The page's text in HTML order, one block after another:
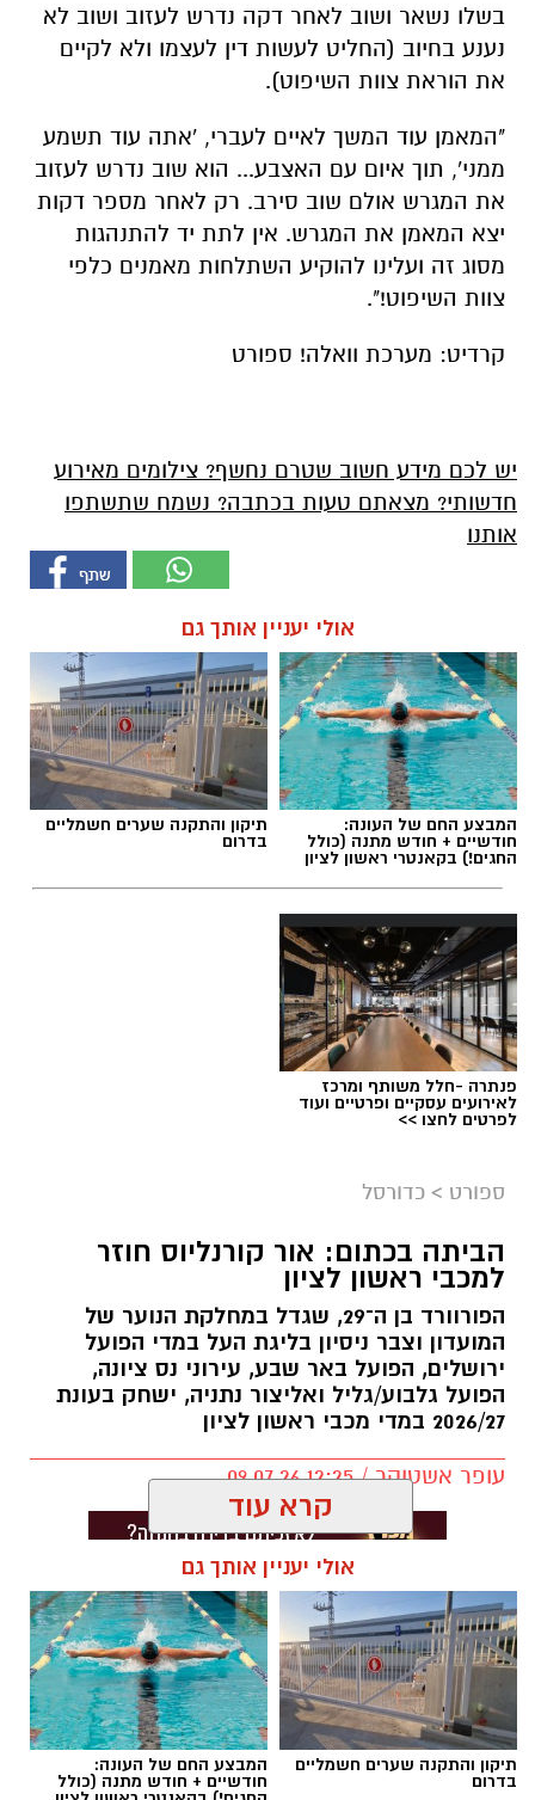
בשלו נשאר ושוב לאחר דקה נדרש לעזוב ושוב לא
נענע בחיוב (החליט לעשות דין לעצמו ולא לקיים
את הוראת צוות השיפוט).
"המאמן עוד המשך לאיים לעברי, 'אתה עוד תשמע
ממני', תוך איום עם האצבע... הוא שוב נדרש לעזוב
את המגרש אולם שוב סירב. רק לאחר מספר דקות
יצא המאמן את המגרש. אין לתת יד להתנהגות
מסוג זה ועלינו להוקיע השתלחות מאמנים כלפי
צוות השיפוט!".
קרדיט: מערכת וואלה! ספורט
יש לכם מידע חשוב שטרם נחשף? צילומים מאירוע
חדשותי? מצאתם טעות בכתבה? נשמח שתשתפו
אותנו
אולי יעניין אותך גם
המבצע החם של העונה:
חודשיים + חודש מתנה (כולל
החגים!) בקאנטרי ראשון לציון
תיקון והתקנה שערים חשמליים
בדרום
פנתרה -חלל משותף ומרכז
לאירועים עסקיים ופרטיים ועוד
לפרטים לחצו >>
ספורט > כדורסל
הביתה בכתום: אור קורנליוס חוזר
למכבי ראשון לציון
הפורוורד בן ה־29, שגדל במחלקת הנוער של
המועדון וצבר ניסיון בליגת העל במדי הפועל
ירושלים, הפועל באר שבע, עירוני נס ציונה,
הפועל גלבוע/גליל ואליצור נתניה, ישחק בעונת
2026/27 במדי מכבי ראשון לציון
עופר אשטוקר / 12:25 09.07.26
תגים:מכבי ראשון לציון, אור קורלניוס
קרא עוד
אולי יעניין אותך גם
תיקון והתקנה שערים חשמליים
בדרום
המבצע החם של העונה:
חודשיים + חודש מתנה (כולל